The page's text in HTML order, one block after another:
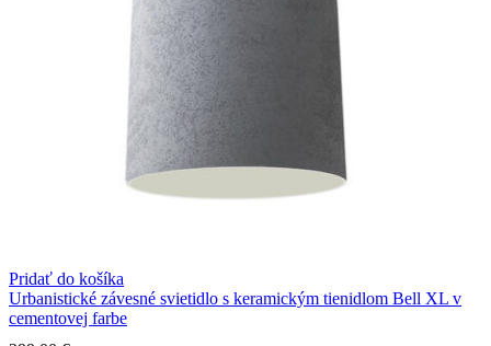
Pridať do košíka
Urbanistické závesné svietidlo s keramickým tienidlom Bell XL v
cementovej farbe